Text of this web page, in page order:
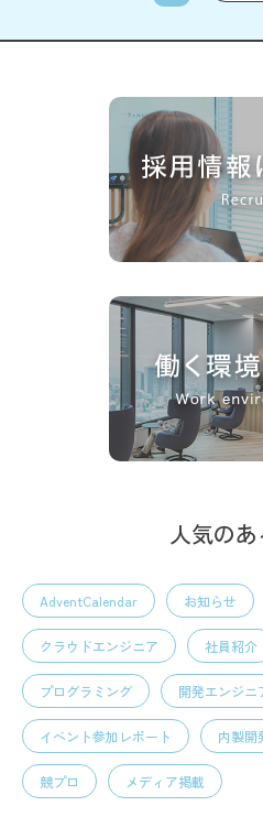
人気の
AdventCalendar お知らせ
クラウドエンジニア 社員紹介
プログラミング 開発エンジニ
イベント参加レポート 内製開
競プロ メディア掲載